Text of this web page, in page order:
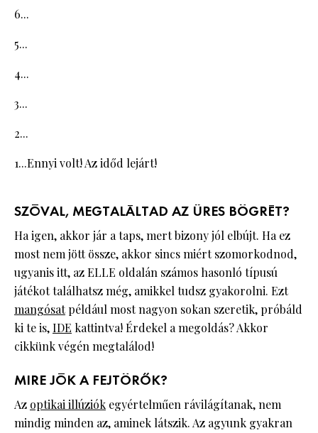
6...
5...
4...
3...
2...
1...Ennyi volt! Az időd lejárt!
SZÓVAL, MEGTALÁLTAD AZ ÜRES BÖGRÉT?
Ha igen, akkor jár a taps, mert bizony jól elbújt. Ha ez
most nem jött össze, akkor sincs miért szomorkodnod,
ugyanis itt, az ELLE oldalán számos hasonló típusú
játékot találhatsz még, amikkel tudsz gyakorolni. Ezt
mangósatpéldául most nagyon sokan szeretik, próbáld
ki te is,IDE kattintva! Érdekel a megoldás? Akkor
cikkünk végén megtalálod!
MIRE JÓK A FEJTÖRŐK?
Az optikai illúziók egyértelműen rávilágítanak, nem
mindig minden az, aminek látszik. Az agyunk gyakran